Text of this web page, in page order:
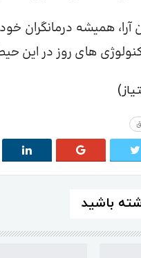
همیشه درمانگران
های روز در این
باشید